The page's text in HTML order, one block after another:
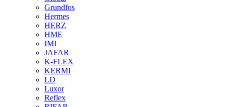
Grundfos
Hermes
HERZ
HME
IMI
JAFAR
K-FLEX
KERMI
LD
Luxor
Reflex